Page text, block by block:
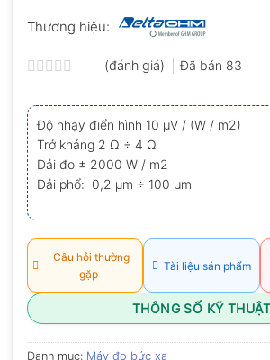
Thương hiệu:
xếp
hạng
0.0
5
sao
(đánh giá) Đã bán 83
Độ nhạy điển hình 10 µV / (W / m2)
Trở kháng 2 Ω ÷ 4 Ω
Dải đo ± 2000 W / m2
Dải phổ: 0,2 µm ÷ 100 µm
Câu hỏi thường
gặp
Tài liệu sản phẩm
THÔNG SỐ KỸ THUẬT
Danh mục: Máy đo bức xạ